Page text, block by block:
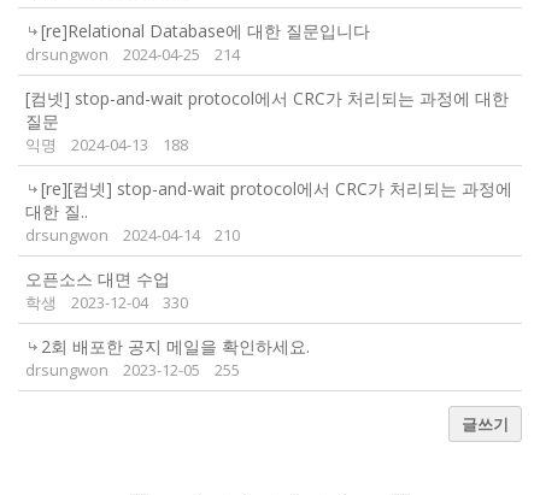
[re]Relational Database에 대한 질문입니다
drsungwon 2024-04-25 214
[컴넷] stop-and-wait protocol에서 CRC가 처리되는 과정에 대한
질문
익명 2024-04-13 188
[re][컴넷] stop-and-wait protocol에서 CRC가 처리되는 과정에
대한 질..
drsungwon 2024-04-14 210
오픈소스 대면 수업
학생 2023-12-04 330
2회 배포한 공지 메일을 확인하세요.
drsungwon 2023-12-05 255
글쓰기